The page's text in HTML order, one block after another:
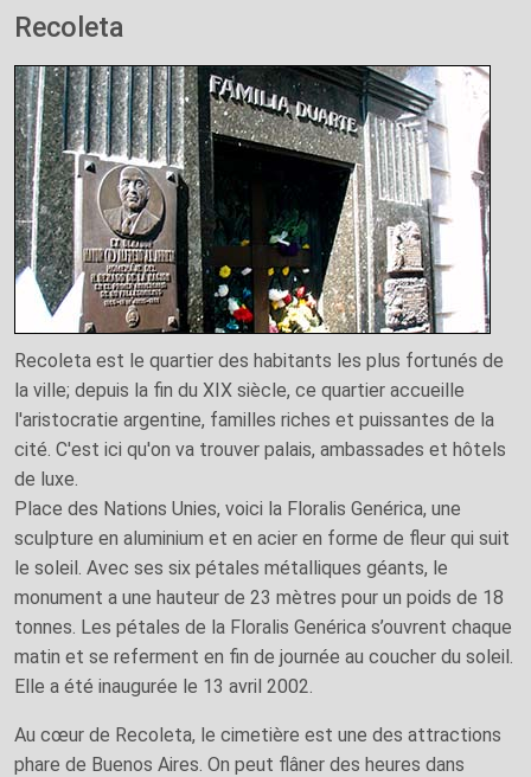
Recoleta
Recoleta est le quartier des habitants les plus fortunés de
la ville; depuis la fin du XIX siècle, ce quartier accueille
l'aristocratie argentine, familles riches et puissantes de la
cité. C'est ici qu'on va trouver palais, ambassades et hôtels
de luxe.
Place des Nations Unies, voici la Floralis Genérica, une
sculpture en aluminium et en acier en forme de fleur qui suit
le soleil. Avec ses six pétales métalliques géants, le
monument a une hauteur de 23 mètres pour un poids de 18
tonnes. Les pétales de la Floralis Genérica s’ouvrent chaque
matin et se referment en fin de journée au coucher du soleil.
Elle a été inaugurée le 13 avril 2002.
Au cœur de Recoleta, le cimetière est une des attractions
phare de Buenos Aires. On peut flâner des heures dans